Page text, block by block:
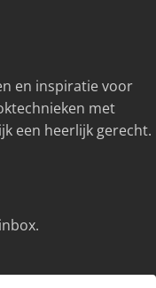
en inspiratie voor
met
een heerlijk gerecht.